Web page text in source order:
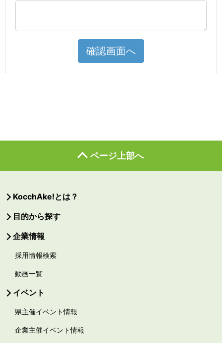
確認画面へ
ページ上部へ
KocchAke!とは？
目的から探す
企業情報
採用情報検索
動画一覧
イベント
県主催イベント情報
企業主催イベント情報